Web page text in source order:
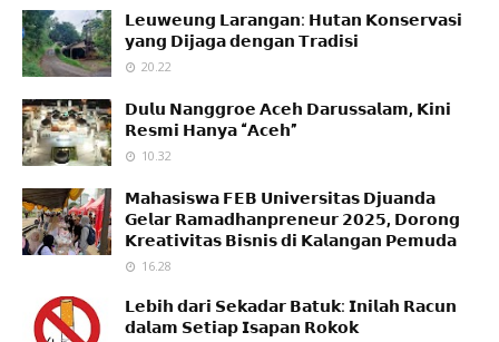
𝗟𝗲𝘂𝘄𝗲𝘂𝗻𝗴 𝗟𝗮𝗿𝗮𝗻𝗴𝗮𝗻: 𝗛𝘂𝘁𝗮𝗻 𝗞𝗼𝗻𝘀𝗲𝗿𝘃𝗮𝘀𝗶
𝘆𝗮𝗻𝗴 𝗗𝗶𝗷𝗮𝗴𝗮 𝗱𝗲𝗻𝗴𝗮𝗻 𝗧𝗿𝗮𝗱𝗶𝘀𝗶
20.22
𝗗𝘂𝗹𝘂 𝗡𝗮𝗻𝗴𝗴𝗿𝗼𝗲 𝗔𝗰𝗲𝗵 𝗗𝗮𝗿𝘂𝘀𝘀𝗮𝗹𝗮𝗺, 𝗞𝗶𝗻𝗶
𝗥𝗲𝘀𝗺𝗶 𝗛𝗮𝗻𝘆𝗮 “𝗔𝗰𝗲𝗵”
10.32
𝗠𝗮𝗵𝗮𝘀𝗶𝘀𝘄𝗮 𝗙𝗘𝗕 𝗨𝗻𝗶𝘃𝗲𝗿𝘀𝗶𝘁𝗮𝘀 𝗗𝗷𝘂𝗮𝗻𝗱𝗮
𝗚𝗲𝗹𝗮𝗿 𝗥𝗮𝗺𝗮𝗱𝗵𝗮𝗻𝗽𝗿𝗲𝗻𝗲𝘂𝗿 𝟮𝟬𝟮𝟱, 𝗗𝗼𝗿𝗼𝗻𝗴
𝗞𝗿𝗲𝗮𝘁𝗶𝘃𝗶𝘁𝗮𝘀 𝗕𝗶𝘀𝗻𝗶𝘀 𝗱𝗶 𝗞𝗮𝗹𝗮𝗻𝗴𝗮𝗻 𝗣𝗲𝗺𝘂𝗱𝗮
16.28
𝗟𝗲𝗯𝗶𝗵 𝗱𝗮𝗿𝗶 𝗦𝗲𝗸𝗮𝗱𝗮𝗿 𝗕𝗮𝘁𝘂𝗸: 𝗜𝗻𝗶𝗹𝗮𝗵 𝗥𝗮𝗰𝘂𝗻
𝗱𝗮𝗹𝗮𝗺 𝗦𝗲𝘁𝗶𝗮𝗽 𝗜𝘀𝗮𝗽𝗮𝗻 𝗥𝗼𝗸𝗼𝗸